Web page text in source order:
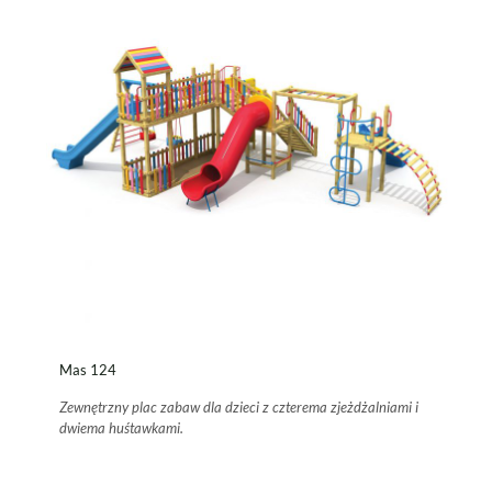
Mas 124
Zewnętrzny plac zabaw dla dzieci z czterema zjeżdżalniami i
dwiema huśtawkami.